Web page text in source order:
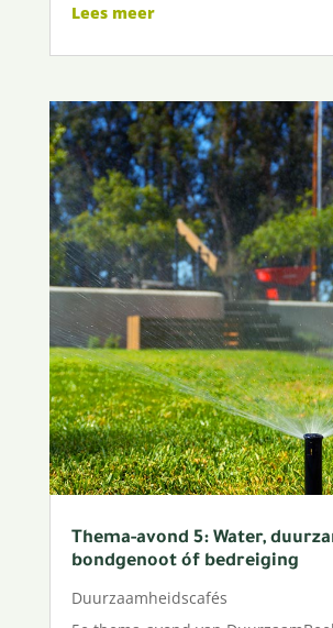
Lees meer
Thema-avond 5: Water,
bondgenoot óf bedreiging
Duurzaamheidscafés